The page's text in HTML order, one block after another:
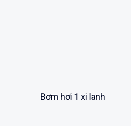
Bơm hơi 1 xi lanh